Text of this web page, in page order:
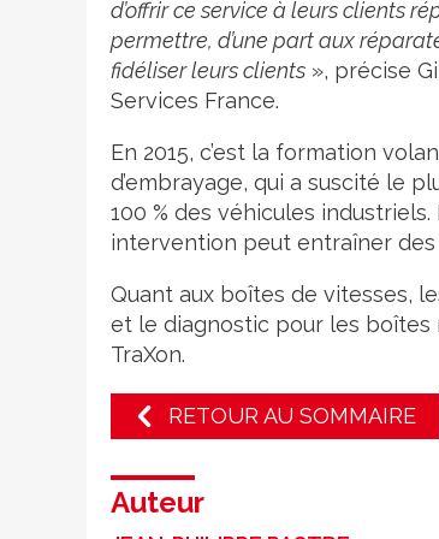
d’offrir ce service à leurs clients
permettre, d’une part aux
fidéliser leurs clients », précise
Services France.
En 2015, c’est la formation
d’embrayage, qui a suscité le
100 % des véhicules
intervention peut entraîner
Quant aux boîtes de vitesses,
et le diagnostic pour les
TraXon.
RETOUR AU SOMMAIRE
Auteur